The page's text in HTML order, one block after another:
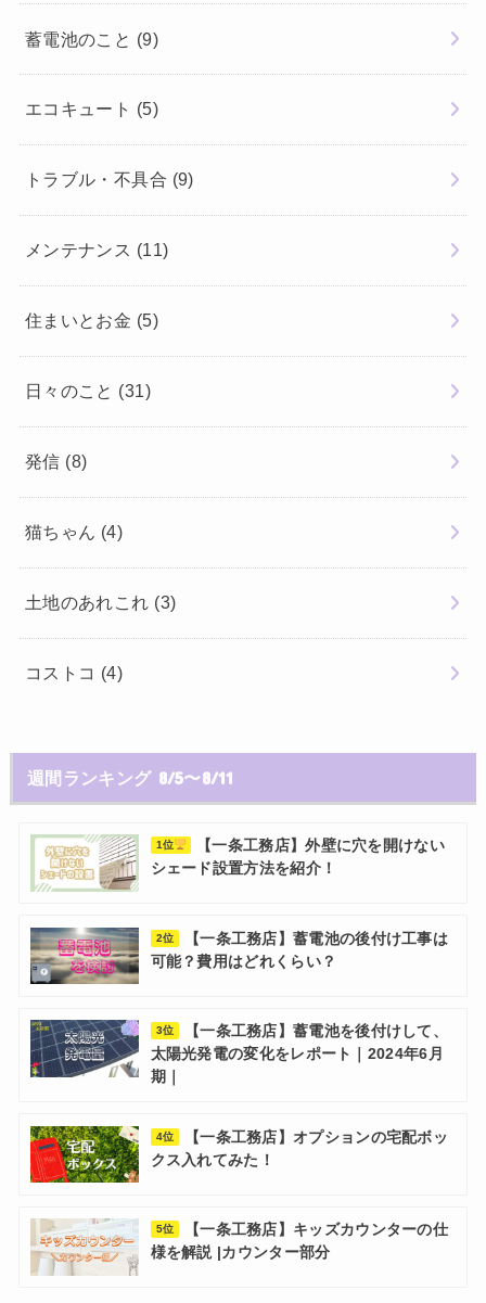
蓄電池のこと (9)
エコキュート (5)
トラブル・不具合 (9)
メンテナンス (11)
住まいとお金 (5)
日々のこと (31)
発信 (8)
猫ちゃん (4)
土地のあれこれ (3)
コストコ (4)
週間ランキング 8/5〜8/11
1位
【一条工務店】外壁に穴を開けない
シェード設置方法を紹介！
2位
【一条工務店】蓄電池の後付け工事は
可能？費用はどれくらい？
3位
【一条工務店】蓄電池を後付けして、
太陽光発電の変化をレポート｜2024年6月
期｜
4位
【一条工務店】オプションの宅配ボッ
クス入れてみた！
5位
【一条工務店】キッズカウンターの仕
様を解説 |カウンター部分